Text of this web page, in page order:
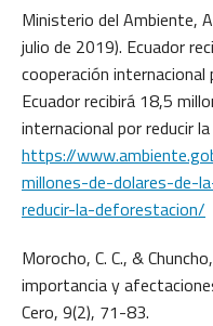
Ministerio del Ambiente,
julio de 2019). Ecuador
cooperación
Ecuador recibirá 18,5
internacional por reducir
https://
millones-de-dolares-de-
reducir-la-deforestacion/
Morocho, C. C., &
importancia y
Cero, 9(2), 71-83.